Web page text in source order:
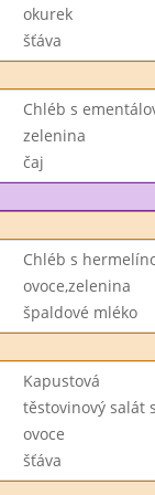
okurek
šťáva
Chléb s
zelenina
čaj
Chléb s
ovoce,zelenina
špaldové mléko
Kapustová
těstovinový salát
ovoce
šťáva